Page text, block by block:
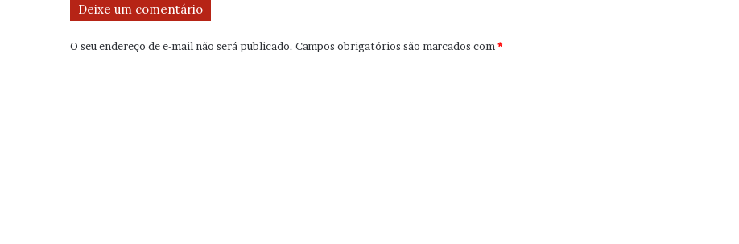
Deixe um comentário
O seu endereço de e-mail não será publicado. Campos obrigatórios são marcados com*